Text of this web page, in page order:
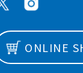
ONLINE